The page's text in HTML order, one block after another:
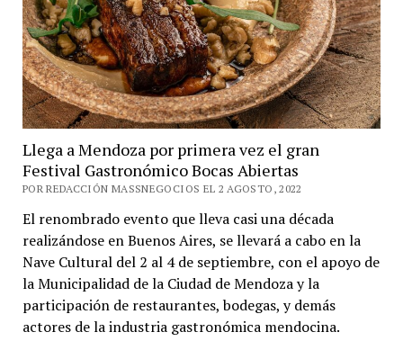
Llega a Mendoza por primera vez el gran
Festival Gastronómico Bocas Abiertas
POR REDACCIÓN MASSNEGOCIOS EL 2 AGOSTO, 2022
El renombrado evento que lleva casi una década
realizándose en Buenos Aires, se llevará a cabo en la
Nave Cultural del 2 al 4 de septiembre, con el apoyo de
la Municipalidad de la Ciudad de Mendoza y la
participación de restaurantes, bodegas, y demás
actores de la industria gastronómica mendocina.